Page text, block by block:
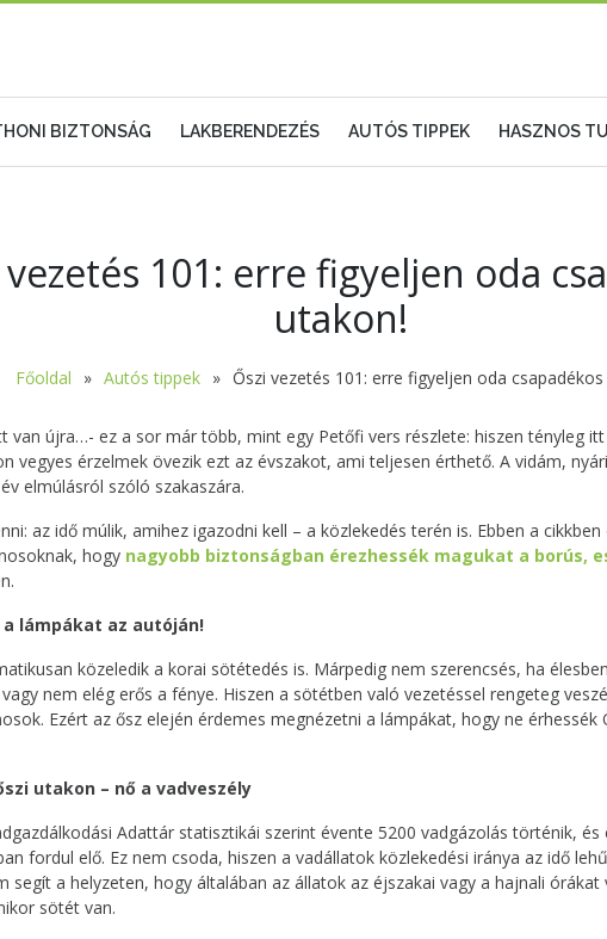
BIZTONSÁG LAKBERENDEZÉS AUTÓS TIPPEK HASZNOS
vezetés 101: erre figyeljen oda
utakon!
Főoldal Autós tippek Őszi vezetés 101: erre figyeljen oda
van újra…- ez a sor már több, mint egy Petőfi vers részlete: hiszen tényleg
vegyes érzelmek övezik ezt az évszakot, ami teljesen érthető. A vidám,
elmúlásról szóló szakaszára.
az idő múlik, amihez igazodni kell – a közlekedés terén is. Ebben a
hogy nagyobb biztonságban érezhessék magukat a borús,
a lámpákat az autóján!
közeledik a korai sötétedés is. Márpedig nem szerencsés, ha
nem elég erős a fénye. Hiszen a sötétben való vezetéssel rengeteg
Ezért az ősz elején érdemes megnézetni a lámpákat, hogy ne érhessék
utakon – nő a vadveszély
Adattár statisztikái szerint évente 5200 vadgázolás történik, és
fordul elő. Ez nem csoda, hiszen a vadállatok közlekedési iránya az idő
segít a helyzeten, hogy általában az állatok az éjszakai vagy a hajnali órákat
sötét van.